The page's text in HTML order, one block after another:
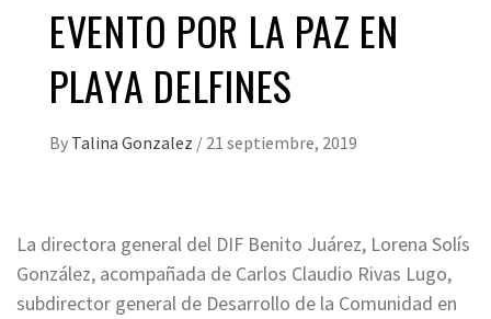
EVENTO POR LA PAZ EN
PLAYA DELFINES
By Talina Gonzalez / 21 septiembre, 2019
La directora general del DIF Benito Juárez, Lorena Solís
González, acompañada de Carlos Claudio Rivas Lugo,
subdirector general de Desarrollo de la Comunidad en